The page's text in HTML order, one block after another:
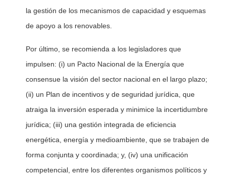
la gestión de los mecanismos de capacidad y esquemas
de apoyo a los renovables.
Por último, se recomienda a los legisladores que
impulsen: (i) un Pacto Nacional de la Energía que
consensue la visión del sector nacional en el largo plazo;
(ii) un Plan de incentivos y de seguridad jurídica, que
atraiga la inversión esperada y minimice la incertidumbre
jurídica; (iii) una gestión integrada de eficiencia
energética, energía y medioambiente, que se trabajen de
forma conjunta y coordinada; y, (iv) una unificación
competencial, entre los diferentes organismos políticos y